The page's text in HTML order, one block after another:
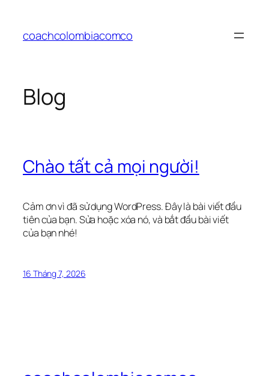
phầncoachcolombiacomco
Blog
Chào tất cả mọi người!
Cảm ơn vì đã sử dụng WordPress. Đây là bài viết đầu
tiên của bạn. Sửa hoặc xóa nó, và bắt đầu bài viết
của bạn nhé!
16 Tháng 7, 2026